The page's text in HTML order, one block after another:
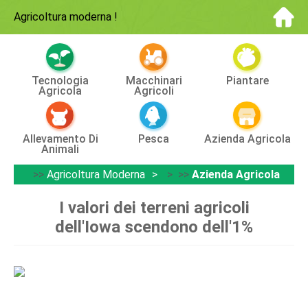
Agricoltura moderna !
Tecnologia
Agricola
Macchinari
Agricoli
Piantare
Allevamento Di
Animali
Pesca Azienda Agricola
>> Agricoltura Moderna > >> Azienda Agricola
I valori dei terreni agricoli
dell'Iowa scendono dell'1%